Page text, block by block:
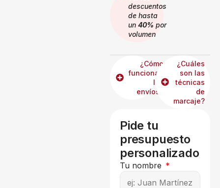
descuentos
de hasta
un 40% por
volumen
¿Cómo
funcionan
los
envíos?
¿Cuáles
son las
técnicas
de
marcaje?
Pide tu
presupuesto
personalizado
Tu nombre